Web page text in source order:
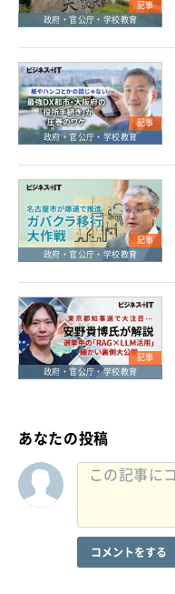
記事
政府・官公庁・学校教育
記事
政府・官公庁・学校教育
記事
政府・官公庁・学校教育
記事
政府・官公庁・学校教育
あなたの投稿
コメントをする